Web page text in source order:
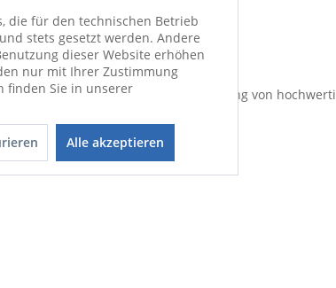
überzeugt. Durch die Verwendung von
die für den technischen Betrieb
stets gesetzt werden. Andere
dieser Website erhöhen
nur mit Ihrer Zustimmung
finden Sie in unserer
Alle akzeptieren